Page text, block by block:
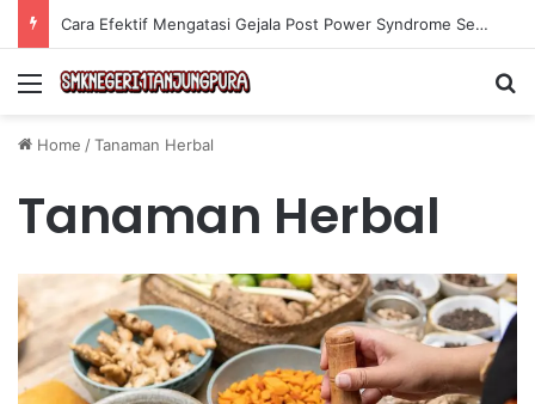
Cara Efektif Mengatasi Gejala Post Power Syndrome Setelah Pensiun Kerja
Menu
Home /Tanaman Herbal
Tanaman Herbal